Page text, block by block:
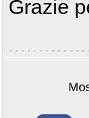
Grazie